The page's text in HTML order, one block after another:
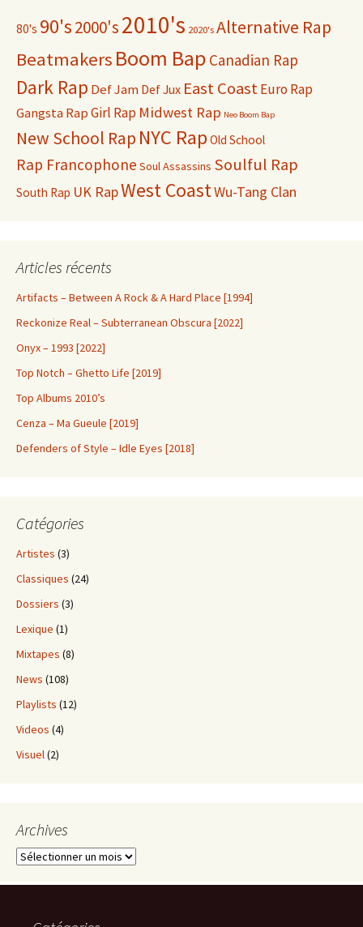
80's 90's2000's2010's 2020's Alternative Rap
Beatmakers Boom Bap Canadian Rap
Dark Rap Def Jam Def Jux East CoastEuro Rap
Gangsta RapGirl Rap Midwest Rap Neo Boom Bap
New School Rap NYC Rap Old School
Rap Francophone Soul Assassins Soulful Rap
South Rap UK RapWest CoastWu-Tang Clan
Articles récents
Artifacts – Between A Rock & A Hard Place [1994]
Reckonize Real – Subterranean Obscura [2022]
Onyx – 1993 [2022]
Top Notch – Ghetto Life [2019]
Top Albums 2010’s
Cenza – Ma Gueule [2019]
Defenders of Style – Idle Eyes [2018]
Catégories
Artistes (3)
Classiques (24)
Dossiers (3)
Lexique (1)
Mixtapes (8)
News (108)
Playlists (12)
Videos (4)
Visuel(2)
Archives
Archives